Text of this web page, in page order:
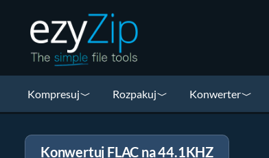
Kompresuj Rozpakuj Konwerter
Konwertuj FLAC na 44.1KHZ